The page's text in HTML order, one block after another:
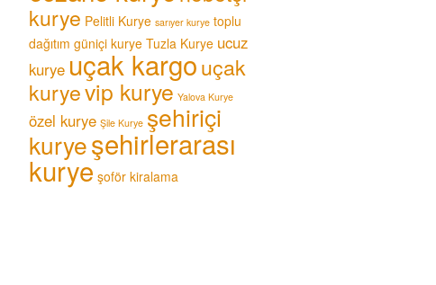
kurye Pelitli Kurye sarıyer kurye toplu
dağıtım güniçi kurye Tuzla Kurye ucuz
kurye uçak kargouçak
kuryevip kurye Yalova Kurye
özel kurye Şile Kurye şehiriçi
kuryeşehirlerarası
kurye şoför kiralama